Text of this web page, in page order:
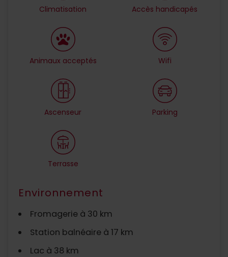
Climatisation Accès handicapés
Animaux acceptés Wifi
Ascenseur Parking
Terrasse
Environnement
Fromagerie à 30 km
Station balnéaire à 17 km
Lac à 38 km